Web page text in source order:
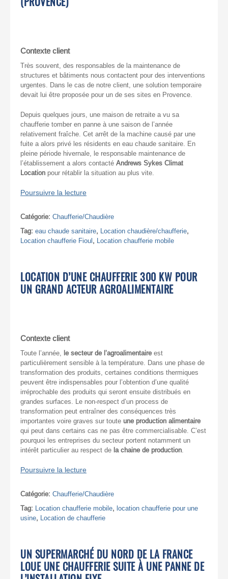
Contexte client
Très souvent, des responsables de la maintenance de
structures et bâtiments nous contactent pour des interventions
urgentes. Dans le cas de notre client, une solution temporaire
devait lui être proposée pour un de ses sites en Provence.
Depuis quelques jours, une maison de retraite a vu sa
chaufferie tomber en panne à une saison de l’année
relativement fraîche. Cet arrêt de la machine causé par une
fuite a alors privé les résidents en eau chaude sanitaire. En
pleine période hivernale, le responsable maintenance de
l’établissement a alors contacté Andrews Sykes Climat
Location pour rétablir la situation au plus vite.
Poursuivre la lecture
Catégorie: Chaufferie/Chaudière
Tag: eau chaude sanitaire, Location chaudière/chaufferie,
Location chaufferie Fioul, Location chaufferie mobile
LOCATION D’UNE CHAUFFERIE 300 KW POUR
UN GRAND ACTEUR AGROALIMENTAIRE
Contexte client
Toute l’année, le secteur de l’agroalimentaire est
particulièrement sensible à la température. Dans une phase de
transformation des produits, certaines conditions thermiques
peuvent être indispensables pour l’obtention d’une qualité
irréprochable des produits qui seront ensuite distribués en
grandes surfaces. Le non-respect d’un process de
transformation peut entraîner des conséquences très
importantes voire graves sur toute une production alimentaire
qui peut dans certains cas ne pas être commercialisable. C’est
pourquoi les entreprises du secteur portent notamment un
intérêt particulier au respect de la chaine de production
Poursuivre la lecture
Catégorie: Chaufferie/Chaudière
Tag: Location chaufferie mobile, location chaufferie pour une
usine, Location de chaufferie
UN SUPERMARCHÉ DU NORD DE LA FRANCE
LOUE UNE CHAUFFERIE SUITE À UNE PANNE DE